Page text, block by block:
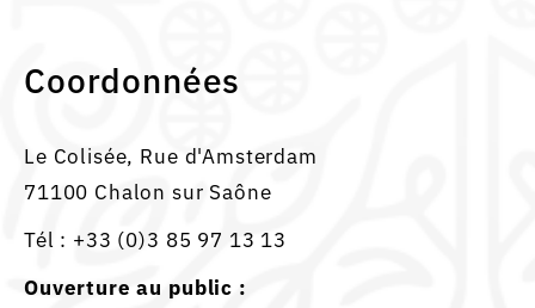
Coordonnées
Le Colisée, Rue d'Amsterdam
71100 Chalon sur Saône
Tél : +33 (0)3 85 97 13 13
Ouverture au public :